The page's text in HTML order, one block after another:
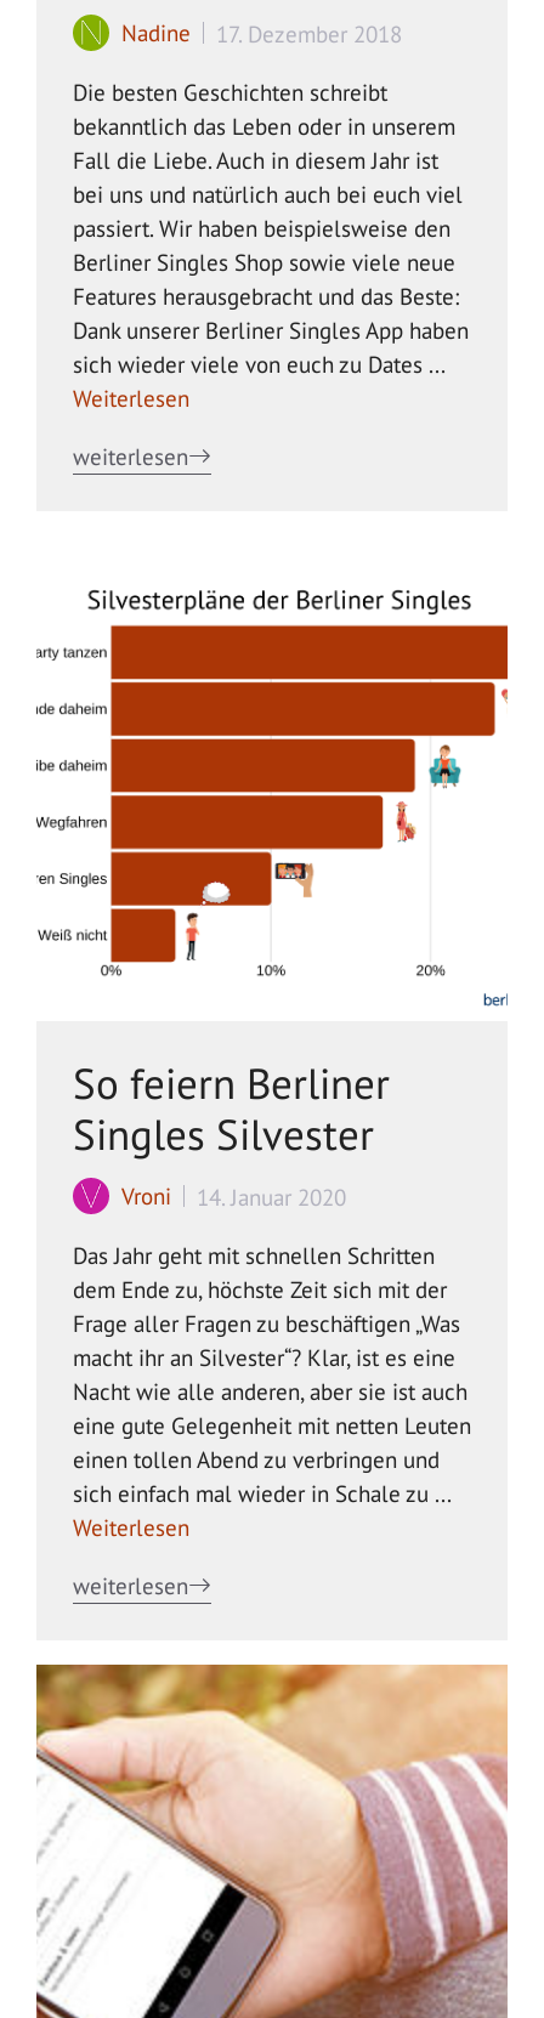
Nadine
17. Dezember 2018
Die besten Geschichten schreibt
bekanntlich das Leben oder in unserem
Fall die Liebe. Auch in diesem Jahr ist
bei uns und natürlich auch bei euch viel
passiert. Wir haben beispielsweise den
Berliner Singles Shop sowie viele neue
Features herausgebracht und das Beste:
Dank unserer Berliner Singles App haben
sich wieder viele von euch zu Dates ...
Weiterlesen
weiterlesen
So feiern Berliner
Singles Silvester
Vroni
14. Januar 2020
Das Jahr geht mit schnellen Schritten
dem Ende zu, höchste Zeit sich mit der
Frage aller Fragen zu beschäftigen „Was
macht ihr an Silvester“? Klar, ist es eine
Nacht wie alle anderen, aber sie ist auch
eine gute Gelegenheit mit netten Leuten
einen tollen Abend zu verbringen und
sich einfach mal wieder in Schale zu ...
Weiterlesen
weiterlesen